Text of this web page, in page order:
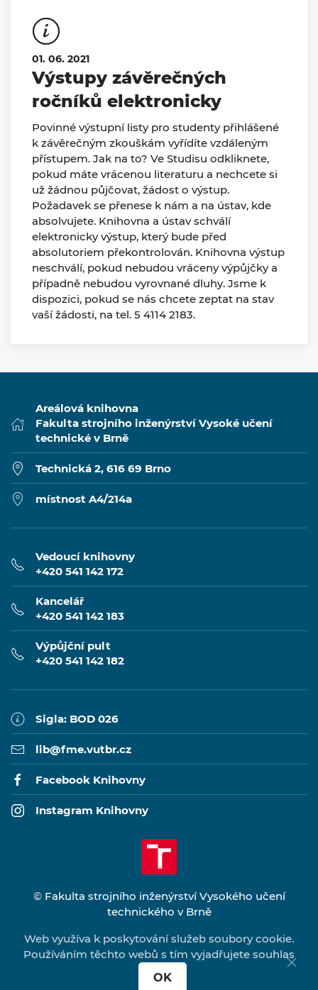
01. 06. 2021
Výstupy závěrečných
ročníků elektronicky
Povinné výstupní listy pro studenty přihlášené
k závěrečným zkouškám vyřídíte vzdáleným
přístupem. Jak na to? Ve Studisu odkliknete,
pokud máte vrácenou literaturu a nechcete si
už žádnou půjčovat, žádost o výstup.
Požadavek se přenese k nám a na ústav, kde
absolvujete. Knihovna a ústav schválí
elektronicky výstup, který bude před
absolutoriem překontrolován. Knihovna výstup
neschválí, pokud nebudou vráceny výpůjčky a
případně nebudou vyrovnané dluhy. Jsme k
dispozici, pokud se nás chcete zeptat na stav
vaší žádosti, na tel. 5 4114 2183.
Areálová knihovna
Fakulta strojního inženýrství Vysoké učení
technické v Brně
Technická 2, 616 69 Brno
místnost A4/214a
Vedoucí knihovny
+420 541 142 172
Kancelář
+420 541 142 183
Výpůjční pult
+420 541 142 182
Sigla: BOD 026
lib@fme.vutbr.cz
Facebook Knihovny
Instagram Knihovny
© Fakulta strojního inženýrství Vysokého učení
technického v Brně
Web využíva k poskytování služeb soubory cookie.
Používáním těchto webů s tím vyjadřujete souhlas
OK